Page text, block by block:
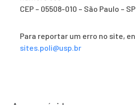
CEP – 05508-010 – São Paulo – SP
Para reportar um erro no site,
sites.poli@usp.br